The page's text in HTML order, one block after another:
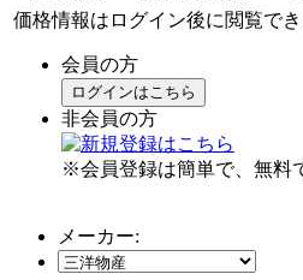
価格情報はログイン後に閲覧でき
会員の方
ログインはこちら
非会員の方
※会員登録は簡単で、無料
メーカー: